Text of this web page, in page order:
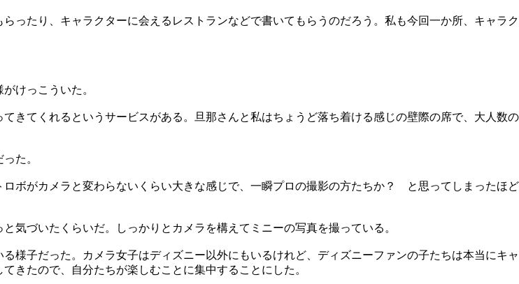
ったり、キャラクターに会えるレストランなどで書いてもらうのだろう。私も今回一か所、キャラク
けっこういた。
きてくれるというサービスがある。旦那さんと私はちょうど落ち着ける感じの壁際の席で、大人数の
た。
ボがカメラと変わらないくらい大きな感じで、一瞬プロの撮影の方たちか？ と思ってしまったほど
気づいたくらいだ。しっかりとカメラを構えてミニーの写真を撮っている。
様子だった。カメラ女子はディズニー以外にもいるけれど、ディズニーファンの子たちは本当にキャ
きたので、自分たちが楽しむことに集中することにした。